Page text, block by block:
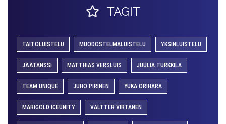
TAGIT
TAITOLUISTELU MUODOSTELMALUISTELU YKSINLUISTELU
JÄÄTANSSI MATTHIAS VERSLUIS JUULIA TURKKILA
TEAM UNIQUE JUHO PIRINEN YUKA ORIHARA
MARIGOLD ICEUNITY VALTTER VIRTANEN